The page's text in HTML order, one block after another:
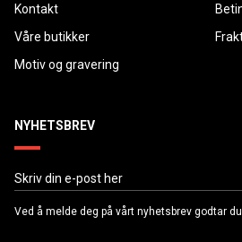
Kontakt
Våre butikker
Motiv og gravering
NYHETSBREV
Ved å melde deg på vårt nyhetsbrev godtar